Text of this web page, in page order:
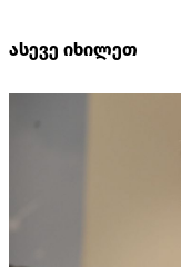
ასევე იხილეთ